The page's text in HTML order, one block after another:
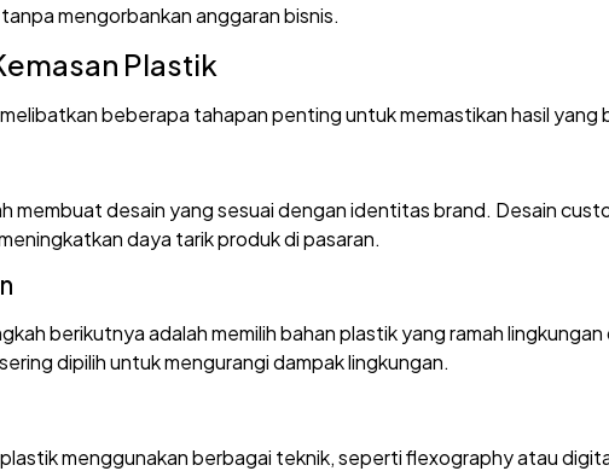
mengorbankan anggaran bisnis.
Plastik
beberapa tahapan penting untuk memastikan hasil
membuat desain yang sesuai dengan identitas brand. Desain
daya tarik produk di pasaran.
berikutnya adalah memilih bahan plastik yang ramah
dipilih untuk mengurangi dampak lingkungan.
menggunakan berbagai teknik, seperti flexography atau